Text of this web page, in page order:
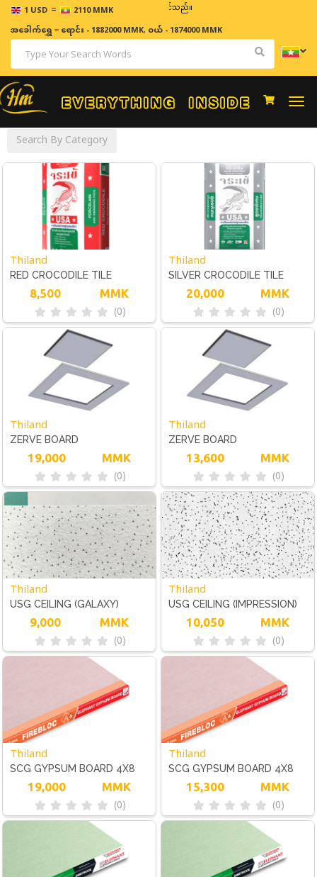
1 USD = 2110 MMK
ဈေးနှုန်းများသည် အချိန်နှင့် အမျှပြောင်းလဲနိုင်သည်။
အခေါက်ရွှေ=ရောင်း - 1882000 MMK, ဝယ် - 1874000 MMK
Search By Category
Thiland
RED CROCODILE TILE
ADHESIVE
8,500 MMK
(0)
Thiland
SILVER CROCODILE TILE
ADHESIVE
20,000 MMK
(0)
Thiland
ZERVE BOARD
19,000 MMK
(0)
Thiland
ZERVE BOARD
13,600 MMK
(0)
Thiland
USG CEILING (GALAXY)
9,000 MMK
(0)
Thiland
USG CEILING (IMPRESSION)
10,050 MMK
(0)
Thiland
SCG GYPSUM BOARD 4X8
FIREBLOC 15MM
19,000 MMK
(0)
Thiland
SCG GYPSUM BOARD 4X8
FIREBLOC 12 MM
15,300 MMK
(0)